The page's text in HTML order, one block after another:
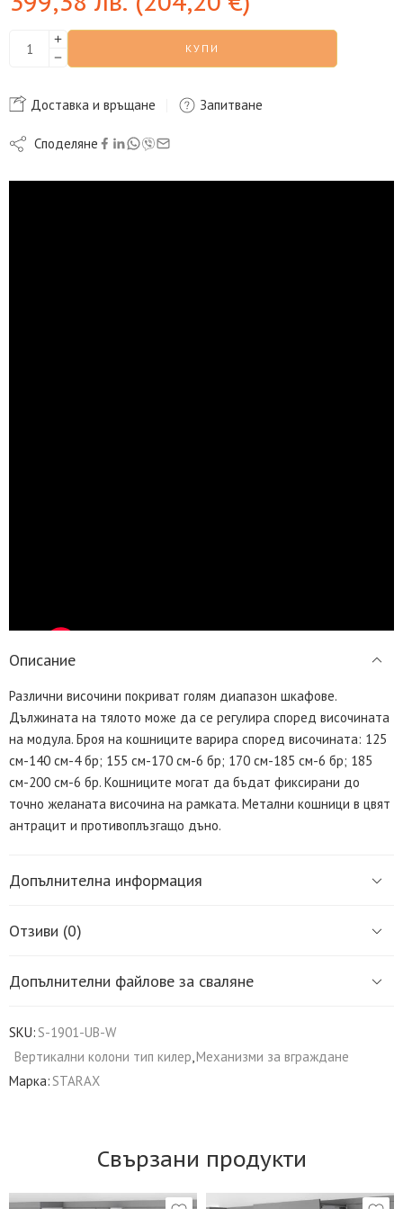
КУПИ
Доставка и връщане Запитване
Споделяне
Описание
Различни височини покриват голям диапазон шкафове.
Дължината на тялото може да се регулира според височината
на модула. Броя на кошниците варира според височината: 125
см-140 см-4 бр; 155 см-170 см-6 бр; 170 см-185 см-6 бр; 185
см-200 см-6 бр. Кошниците могат да бъдат фиксирани до
точно желаната височина на рамката. Метални кошници в цвят
антрацит и противоплъзгащо дъно.
Допълнителна информация
Отзиви (0)
Допълнителни файлове за сваляне
SKU:S-1901-UB-W
Вертикални колони тип килер,Механизми за вграждане
Марка:STARAX
Свързани продукти